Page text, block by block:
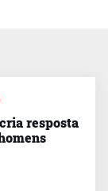
resposta